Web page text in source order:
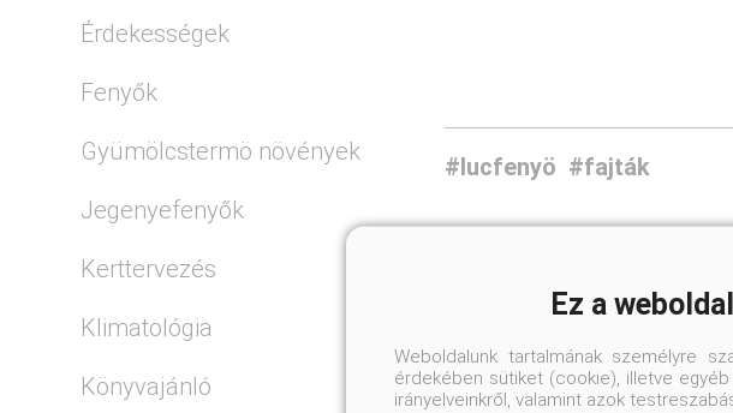
Érdekességek
Fenyők
Gyümölcstermö növények
Jegenyefenyők
Kerttervezés
Klimatológia
Könyvajánló
#lucfenyö #fajták
Ez a
Weboldalunk tartalmának személyre
érdekében sütiket (cookie), illetve
irányelveinkről, valamint azok